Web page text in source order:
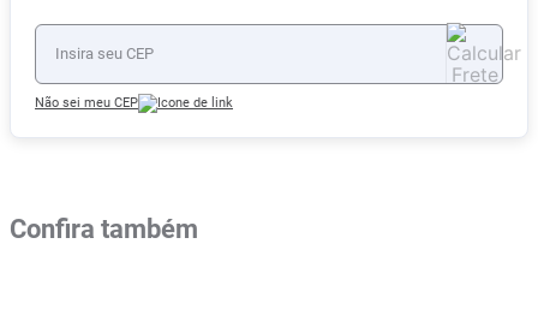
Não sei meu CEP
Confira também